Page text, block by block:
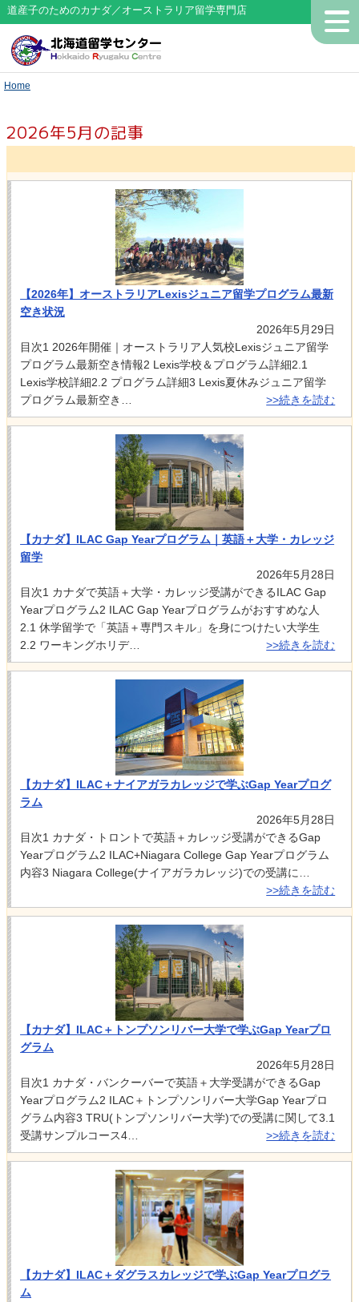
道産子のためのカナダ／オーストラリア留学専門店
Home
2026年5月の記事
【2026年】オーストラリアLexisジュニア留学プログラム最新
空き状況
2026年5月29日
目次1 2026年開催｜オーストラリア人気校Lexisジュニア留学
プログラム最新空き情報2 Lexis学校＆プログラム詳細2.1
Lexis学校詳細2.2 プログラム詳細3 Lexis夏休みジュニア留学
プログラム最新空き…
>>続きを読む
【カナダ】ILAC Gap Yearプログラム｜英語＋大学・カレッジ
留学
2026年5月28日
目次1 カナダで英語＋大学・カレッジ受講ができるILAC Gap
Yearプログラム2 ILAC Gap Yearプログラムがおすすめな人
2.1 休学留学で「英語＋専門スキル」を身につけたい大学生
2.2 ワーキングホリデ…
>>続きを読む
【カナダ】ILAC＋ナイアガラカレッジで学ぶGap Yearプログ
ラム
2026年5月28日
目次1 カナダ・トロントで英語＋カレッジ受講ができるGap
Yearプログラム2 ILAC+Niagara College Gap Yearプログラム
内容3 Niagara College(ナイアガラカレッジ)での受講に…
>>続きを読む
【カナダ】ILAC＋トンプソンリバー大学で学ぶGap Yearプロ
グラム
2026年5月28日
目次1 カナダ・バンクーバーで英語＋大学受講ができるGap
Yearプログラム2 ILAC＋トンプソンリバー大学Gap Yearプロ
グラム内容3 TRU(トンプソンリバー大学)での受講に関して3.1
受講サンプルコース4…
>>続きを読む
【カナダ】ILAC＋ダグラスカレッジで学ぶGap Yearプログラ
ム